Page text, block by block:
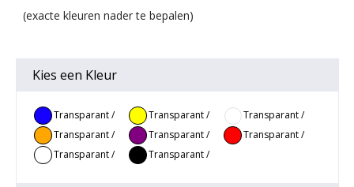
Kies een Kleur
Transparant /
Blauw
Transparant /
Geel
Transparant /
Groen
Transparant /
Oranje
Transparant /
Paars
Transparant /
Transparant /
Transparant /